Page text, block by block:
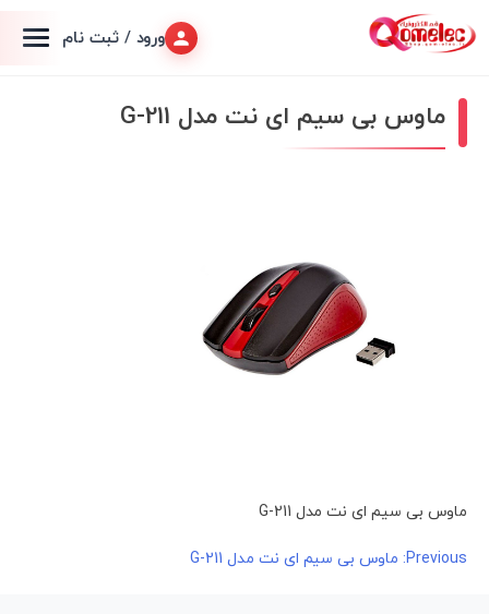
ورود / ثبت نام
ماوس بی سیم ای نت مدل G-211
ماوس بی سیم ای نت مدل G-211
راهبری
Previous: ماوس بی سیم ای نت مدل G-211